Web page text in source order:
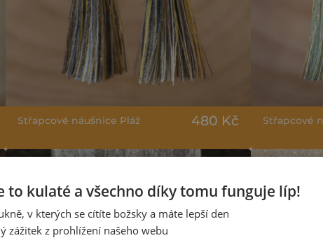
Střapcové náušnice Pláž 480 Kč Střapcové
to kulaté a všechno díky tomu funguje líp!
v kterých se cítíte božsky a máte lepší den
zážitek z prohlížení našeho webu